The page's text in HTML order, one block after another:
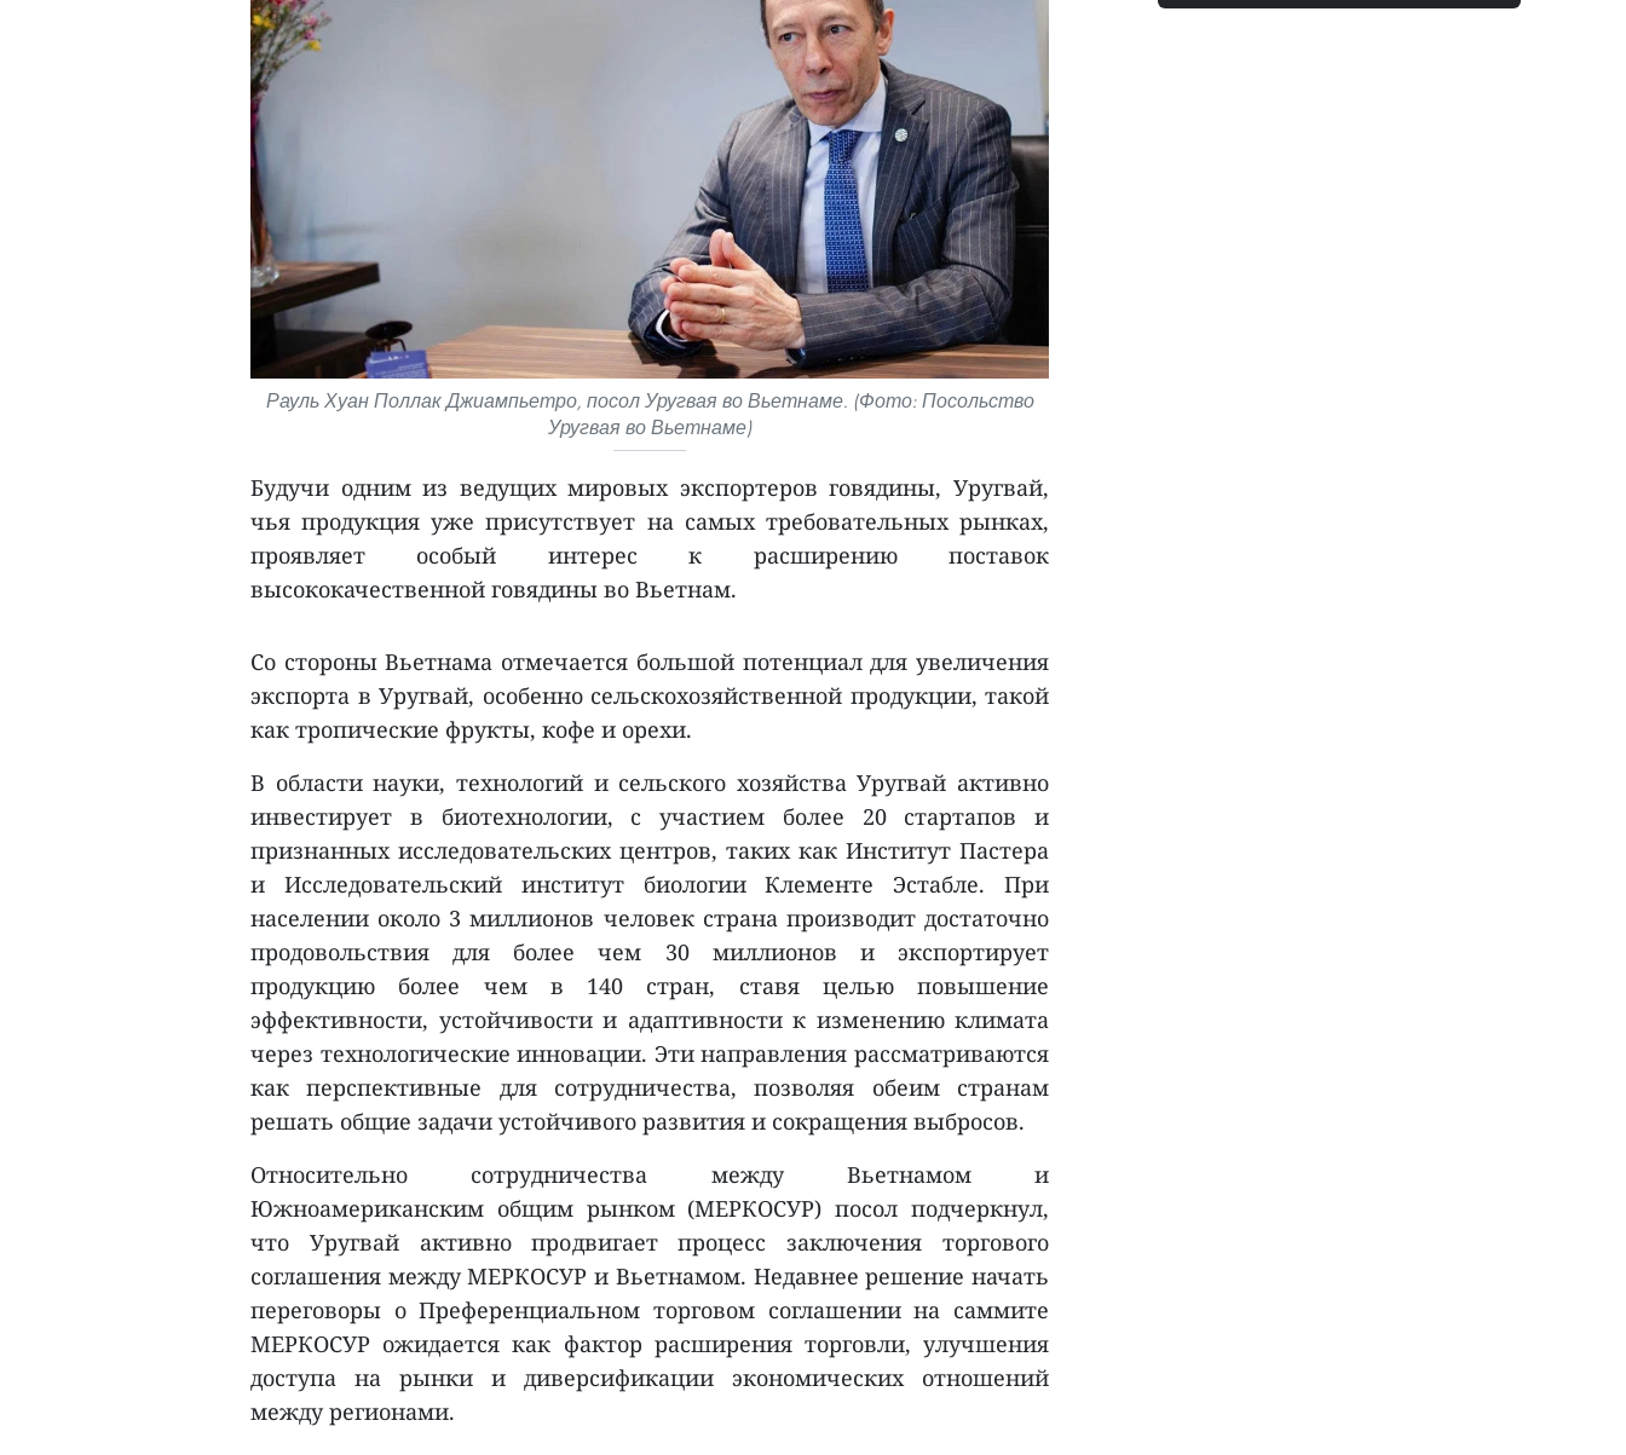
Рауль Хуан Поллак Джиампьетро, посол Уругвая во Вьетнаме. (Фото: Посольство
Уругвая во Вьетнаме)
Будучи одним из ведущих мировых экспортеров говядины, Уругвай,
чья продукция уже присутствует на самых требовательных рынках,
проявляет особый интерес к расширению поставок
высококачественной говядины во Вьетнам.
Со стороны Вьетнама отмечается большой потенциал для увеличения
экспорта в Уругвай, особенно сельскохозяйственной продукции, такой
как тропические фрукты, кофе и орехи.
В области науки, технологий и сельского хозяйства Уругвай активно
инвестирует в биотехнологии, с участием более 20 стартапов и
признанных исследовательских центров, таких как Институт Пастера
и Исследовательский институт биологии Клементе Эстабле. При
населении около 3 миллионов человек страна производит достаточно
продовольствия для более чем 30 миллионов и экспортирует
продукцию более чем в 140 стран, ставя целью повышение
эффективности, устойчивости и адаптивности к изменению климата
через технологические инновации. Эти направления рассматриваются
как перспективные для сотрудничества, позволяя обеим странам
решать общие задачи устойчивого развития и сокращения выбросов.
Относительно сотрудничества между Вьетнамом и
Южноамериканским общим рынком (МЕРКОСУР) посол подчеркнул,
что Уругвай активно продвигает процесс заключения торгового
соглашения между МЕРКОСУР и Вьетнамом. Недавнее решение начать
переговоры о Преференциальном торговом соглашении на саммите
МЕРКОСУР ожидается как фактор расширения торговли, улучшения
доступа на рынки и диверсификации экономических отношений
между регионами.